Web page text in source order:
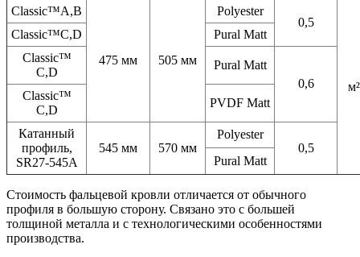
Classic™A,B
475 мм 505 мм
Polyester
0,5
м²
Classic™C,D
Pural Matt
Classic™
C,D
Pural Matt
0,6
Classic™
C,D
PVDF Matt
Катанный
профиль,
SR27-545A
545 мм 570 мм
Polyester
0,5
Pural Matt
Стоимость фальцевой кровли отличается от обычного
профиля в большую сторону. Связано это с большей
толщиной металла и с технологическими особенностями
производства.